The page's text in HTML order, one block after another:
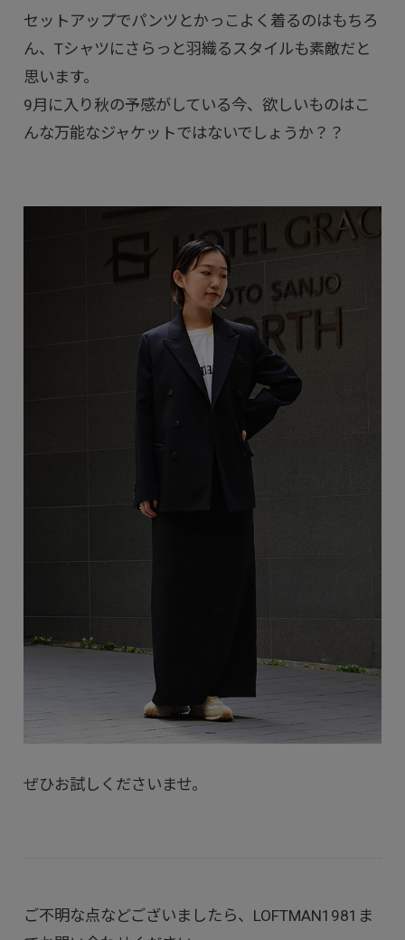
セットアップでパンツとかっこよく着るのはもちろ
ん、Tシャツにさらっと羽織るスタイルも素敵だと
思います。
9月に入り秋の予感がしている今、欲しいものはこ
んな万能なジャケットではないでしょうか？？
ぜひお試しくださいませ。
ご不明な点などございましたら、LOFTMAN1981ま